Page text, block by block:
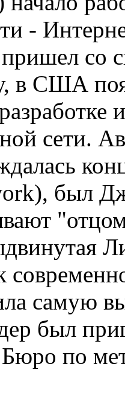
-
со
США
сети.
был
самую
был
Бюро по